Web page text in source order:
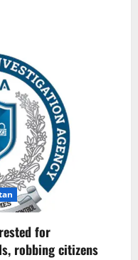
for
robbing citizens